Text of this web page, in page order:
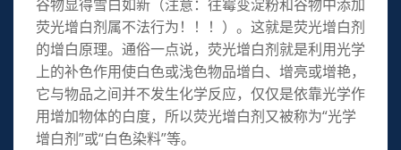
谷物显得雪白如新（注意：往霉变淀粉和谷物中添加
荧光增白剂属不法行为！！！）。这就是荧光增白剂
的增白原理。通俗一点说，荧光增白剂就是利用光学
上的补色作用使白色或浅色物品增白、增亮或增艳，
它与物品之间并不发生化学反应，仅仅是依靠光学作
用增加物体的白度，所以荧光增白剂又被称为“光学
增白剂”或“白色染料”等。